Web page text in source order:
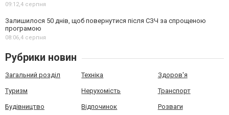
09:12,4 серпня
Залишилося 50 днів, щоб повернутися після СЗЧ за спрощеною
програмою
08:06,4 серпня
Рубрики новин
Загальний розділ Техніка Здоров'я
Туризм Нерухомість Транспорт
Будівництво Відпочинок Розваги